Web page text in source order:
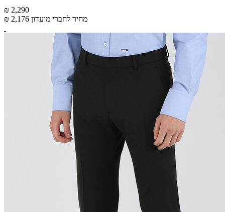
₪ 2,290
₪ 2,176 מחיר לחברי מועדון